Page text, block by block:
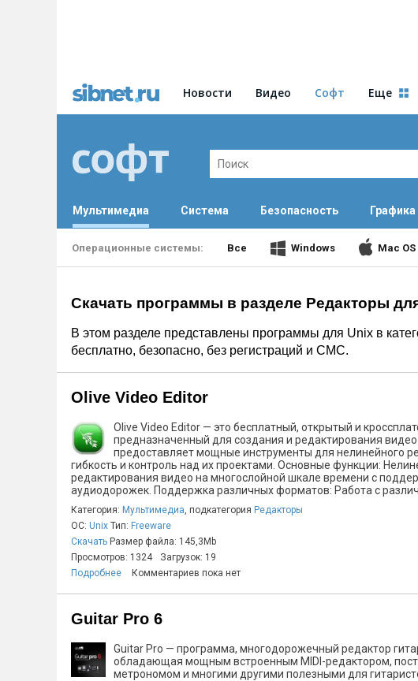
Новости Видео Софт Еще
Мультимедиа Система Безопасность Графика
Все Windows Mac OS
Скачать программы в разделе Редакторы
В этом разделе представлены программы для Unix в
бесплатно, безопасно, без регистраций и СМС.
Olive Video Editor
Olive Video Editor — это бесплатный, открытый и
предназначенный для создания и редактирования
предоставляет мощные инструменты для нелинейного
гибкость и контроль над их проектами. Основные функции:
редактирования видео на многослойной шкале времени с
аудиодорожек. Поддержка различных форматов: Работа с
Категория: Мультимедиа, подкатегория Редакторы
ОС: Unix Тип: Freeware
Скачать Размер файла: 145,3Mb
Просмотров: 1324
Загрузок: 19
Подробнее
Комментариев пока нет
Guitar Pro 6
Guitar Pro — программа, многодорожечный редактор
обладающая мощным встроенным MIDI-редактором,
метрономом и многими другими полезными для